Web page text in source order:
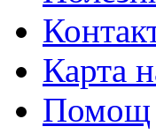
Карта
Помощ